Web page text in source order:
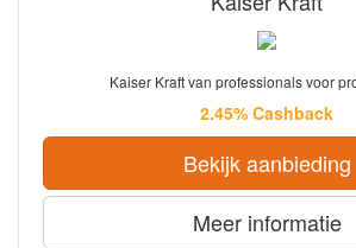
Kaiser Kraft van professionals voor
2.45% Cashback
Bekijk aanbieding
Meer informatie